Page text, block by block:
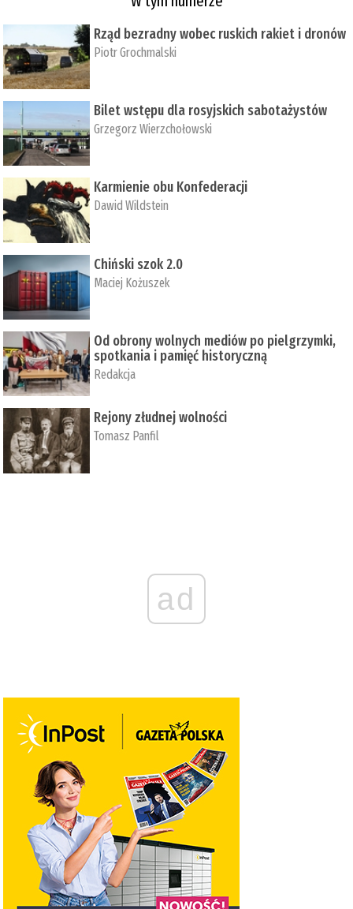
Rząd bezradny wobec ruskich rakiet i dronów
Piotr Grochmalski
Bilet wstępu dla rosyjskich sabotażystów
Grzegorz Wierzchołowski
Karmienie obu Konfederacji
Dawid Wildstein
Chiński szok 2.0
Maciej Kożuszek
Od obrony wolnych mediów po pielgrzymki,
spotkania i pamięć historyczną
Redakcja
Rejony złudnej wolności
Tomasz Panfil
ad